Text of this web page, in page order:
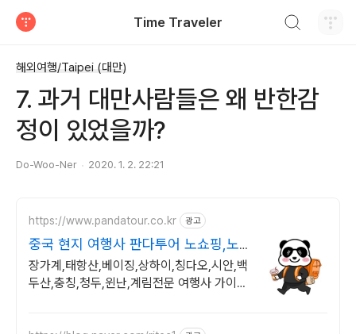
Time Traveler
해외여행/Taipei (대만)
7. 과거 대만사람들은 왜 반한감
정이 있었을까?
Do-Woo-Ner 2020. 1. 2. 22:21
https://www.pandatour.co.kr 광고
중국 현지 여행사 판다투어 노쇼핑,노
옵션,노팁
장가계,태항산,베이징,상하이,칭다오,시안,백
두산,충칭,청두,윈난,계림전문 여행사 가이드